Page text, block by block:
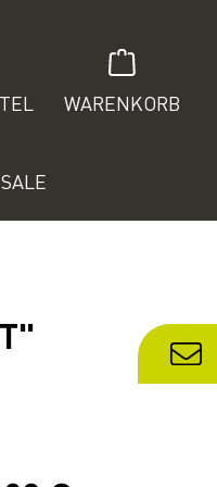
hast 0 Produkte auf
WARENKORB
SALE